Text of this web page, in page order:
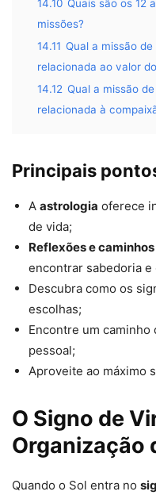
14.10 Quais são os 12
missões?
14.11 Qual a missão
relacionada ao valor
14.12 Qual a missão
relacionada à
Principais
A astrologia oferece
de vida;
Reflexões e caminhos
encontrar sabedoria e
Descubra como os
escolhas;
Encontre um
pessoal;
Aproveite ao máximo
O Signo de
Organização
Quando o Sol entra no